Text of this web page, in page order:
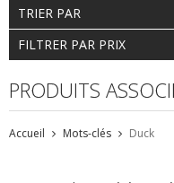
TRIER PAR
FILTRER PAR PRIX
PRODUITS
Accueil Mots-clés Duck